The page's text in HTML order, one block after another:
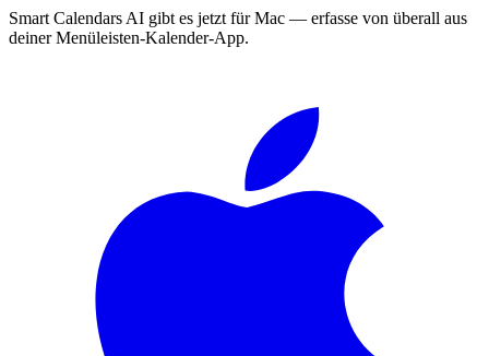
Smart Calendars AI gibt es jetzt für Mac — erfasse von überall aus
deiner Menüleisten-Kalender-App.